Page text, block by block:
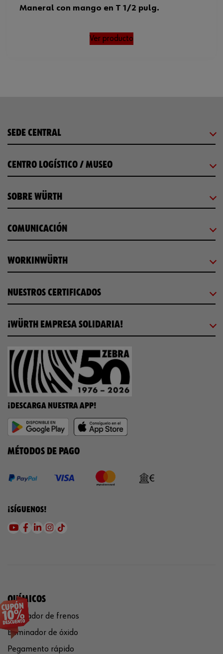
Maneral con mango en T 1/2 pulg.
Ver producto
SEDE CENTRAL
CENTRO LOGÍSTICO / MUSEO
SOBRE WÜRTH
COMUNICACIÓN
WORKINWÜRTH
NUESTROS CERTIFICADOS
¡WÜRTH EMPRESA SOLIDARIA!
¡DESCARGA NUESTRA APP!
MÉTODOS DE PAGO
¡SÍGUENOS!
QUÍMICOS
Limpiador de frenos
Eliminador de óxido
Pegamento rápido